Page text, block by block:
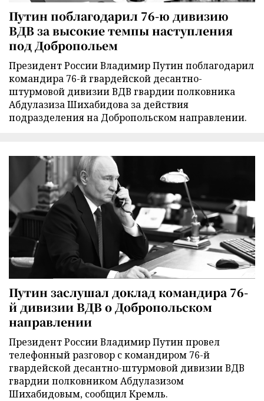
Путин поблагодарил 76-ю дивизию
ВДВ за высокие темпы наступления
под Добропольем
Президент России Владимир Путин поблагодарил
командира 76-й гвардейской десантно-
штурмовой дивизии ВДВ гвардии полковника
Абдулазиза Шихабидова за действия
подразделения на Добропольском направлении.
Путин заслушал доклад командира 76-
й дивизии ВДВ о Добропольском
направлении
Президент России Владимир Путин провел
телефонный разговор с командиром 76-й
гвардейской десантно-штурмовой дивизии ВДВ
гвардии полковником Абдулазизом
Шихабидовым, сообщил Кремль.